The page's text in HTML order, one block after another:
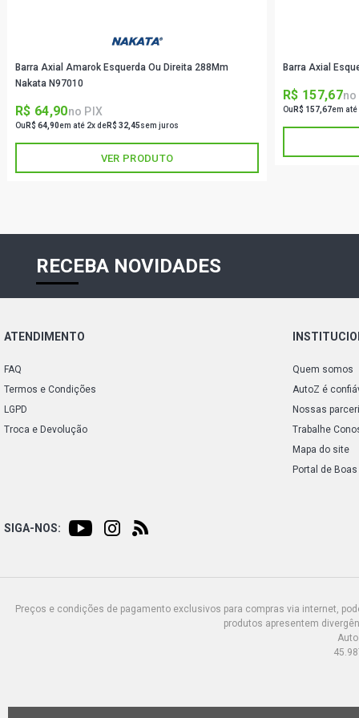
Barra Axial Amarok Esquerda Ou Direita 288Mm
Nakata N97010
R$ 64,90no PIX
Ou R$ 64,90em até 2x deR$ 32,45sem juros
VER PRODUTO
Barra Axial
R$ 157,67no
Ou R$ 157,67em até
RECEBA NOVIDADES
ATENDIMENTO
FAQ
Termos e Condições
LGPD
Troca e Devolução
Quem somos
AutoZ é
Nossas
Trabalhe
Mapa do site
Portal de
SIGA-NOS:
Preços e condições de pagamento exclusivos para compras via internet,
produtos apresentem